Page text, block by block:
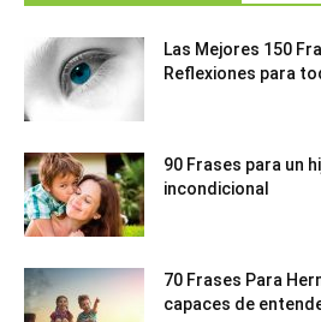
Las Mejores 150
Reflexiones para
90 Frases para un
incondicional
70 Frases Para
capaces de